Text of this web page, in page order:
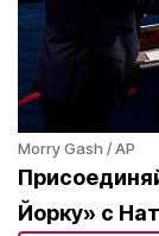
Morry Gash / AP
Йорку» с